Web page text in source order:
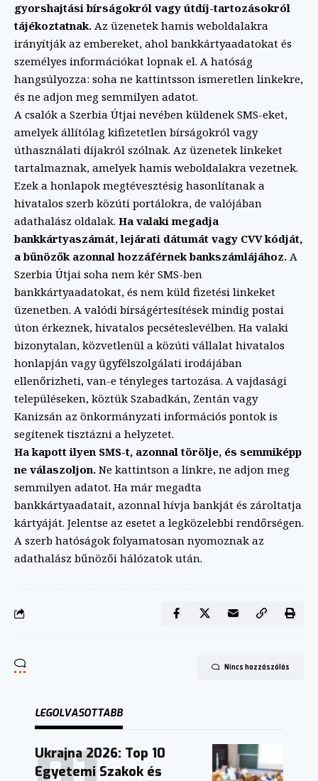
gyorshajtási bírságokról vagy útdíj-tartozásokról
tájékoztatnak. Az üzenetek hamis weboldalakra
irányítják az embereket, ahol bankkártyaadatokat és
személyes információkat lopnak el. A hatóság
hangsúlyozza: soha ne kattintsson ismeretlen linkekre,
és ne adjon meg semmilyen adatot.
A csalók a Szerbia Útjai nevében küldenek SMS-eket,
amelyek állítólag kifizetetlen bírságokról vagy
úthasználati díjakról szólnak. Az üzenetek linkeket
tartalmaznak, amelyek hamis weboldalakra vezetnek.
Ezek a honlapok megtévesztésig hasonlítanak a
hivatalos szerb közúti portálokra, de valójában
adathalász oldalak. Ha valaki megadja
bankkártyaszámát, lejárati dátumát vagy CVV kódját,
a bűnözők azonnal hozzáférnek bankszámlájához. A
Szerbia Útjai soha nem kér SMS-ben
bankkártyaadatokat, és nem küld fizetési linkeket
üzenetben. A valódi bírságértesítések mindig postai
úton érkeznek, hivatalos pecséteslevélben. Ha valaki
bizonytalan, közvetlenül a közúti vállalat hivatalos
honlapján vagy ügyfélszolgálati irodájában
ellenőrizheti, van-e tényleges tartozása. A vajdasági
településeken, köztük Szabadkán, Zentán vagy
Kanizsán az önkormányzati információs pontok is
segítenek tisztázni a helyzetet.
Ha kapott ilyen SMS-t, azonnal törölje, és semmiképp
ne válaszoljon. Ne kattintson a linkre, ne adjon meg
semmilyen adatot. Ha már megadta
bankkártyaadatait, azonnal hívja bankját és zároltatja
kártyáját. Jelentse az esetet a legközelebbi rendőrségen.
A szerb hatóságok folyamatosan nyomoznak az
adathalász bűnözői hálózatok után.
Nincs hozzászólás
LEGOLVASOTTABB
Ukrajna 2026: Top 10
Egyetemi Szakok és